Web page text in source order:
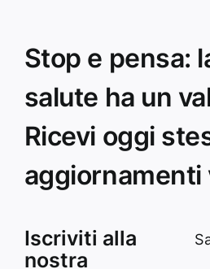
Stop e pensa:
salute ha un
Ricevi oggi
aggiornamenti
Iscriviti alla
nostra